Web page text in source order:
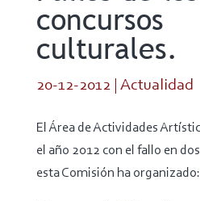
concursos
culturales.
20-12-2012| Actualidad
El Área de Actividades
el año 2012 con el fallo en
esta Comisión ha